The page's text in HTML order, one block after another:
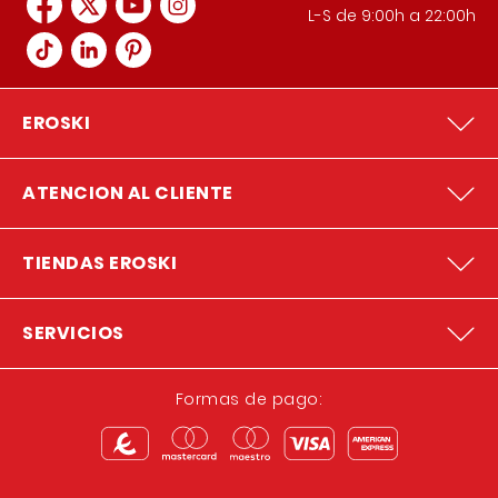
L-S de 9:00h a 22:00h
EROSKI
ATENCION AL CLIENTE
TIENDAS EROSKI
SERVICIOS
Formas de pago: